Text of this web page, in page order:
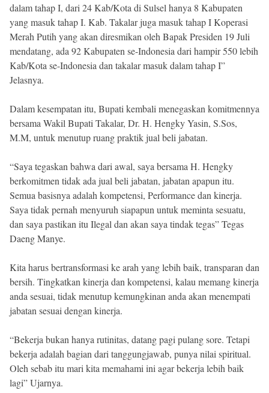
dalam tahap I, dari 24 Kab/Kota di Sulsel hanya 8 Kabupaten
yang masuk tahap I. Kab. Takalar juga masuk tahap I Koperasi
Merah Putih yang akan diresmikan oleh Bapak Presiden 19 Juli
mendatang, ada 92 Kabupaten se-Indonesia dari hampir 550 lebih
Kab/Kota se-Indonesia dan takalar masuk dalam tahap I”
Jelasnya.
Dalam kesempatan itu, Bupati kembali menegaskan komitmennya
bersama Wakil Bupati Takalar, Dr. H. Hengky Yasin, S.Sos,
M.M, untuk menutup ruang praktik jual beli jabatan.
“Saya tegaskan bahwa dari awal, saya bersama H. Hengky
berkomitmen tidak ada jual beli jabatan, jabatan apapun itu.
Semua basisnya adalah kompetensi, Performance dan kinerja.
Saya tidak pernah menyuruh siapapun untuk meminta sesuatu,
dan saya pastikan itu Ilegal dan akan saya tindak tegas” Tegas
Daeng Manye.
Kita harus bertransformasi ke arah yang lebih baik, transparan dan
bersih. Tingkatkan kinerja dan kompetensi, kalau memang kinerja
anda sesuai, tidak menutup kemungkinan anda akan menempati
jabatan sesuai dengan kinerja.
“Bekerja bukan hanya rutinitas, datang pagi pulang sore. Tetapi
bekerja adalah bagian dari tanggungjawab, punya nilai spiritual.
Oleh sebab itu mari kita memahami ini agar bekerja lebih baik
lagi” Ujarnya.